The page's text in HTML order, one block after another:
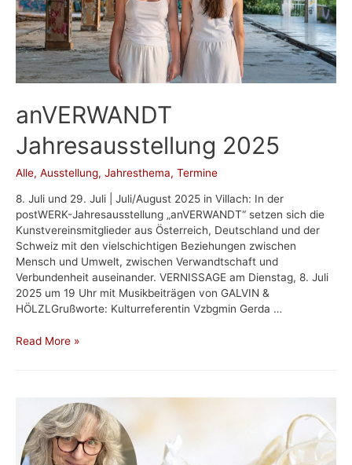
anVERWANDT
Jahresausstellung 2025
Alle, Ausstellung, Jahresthema, Termine
8. Juli und 29. Juli | Juli/August 2025 in Villach: In der
postWERK-Jahresausstellung „anVERWANDT“ setzen sich die
Kunstvereinsmitglieder aus Österreich, Deutschland und der
Schweiz mit den vielschichtigen Beziehungen zwischen
Mensch und Umwelt, zwischen Verwandtschaft und
Verbundenheit auseinander. VERNISSAGE am Dienstag, 8. Juli
2025 um 19 Uhr mit Musikbeiträgen von GALVIN &
HÖLZLGrußworte: Kulturreferentin Vzbgmin Gerda …
anVERWANDT
Read More »